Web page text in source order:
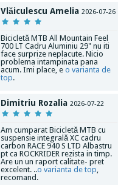
Vlăiculescu Amelia 2026-07-26
Bicicletă MTB All Mountain Feel
700 LT Cadru Aluminiu 29" nu iti
face surprize neplacute. Nicio
problema intampinata pana
acum. Imi place, e o varianta de
top.
Dimitriu Rozalia 2026-07-22
Am cumparat Bicicletă MTB cu
suspensie integrală XC cadru
carbon RACE 940 S LTD Albastru
pt ca ROCKRIDER rezista in timp.
Are un un raport calitate- pret
excelent. ..o varianta de top,
recomand.